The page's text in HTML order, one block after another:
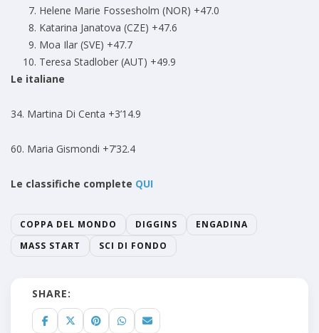
Helene Marie Fossesholm (NOR) +47.0
Katarina Janatova (CZE) +47.6
Moa Ilar (SVE) +47.7
Teresa Stadlober (AUT) +49.9
Le italiane
34. Martina Di Centa +3’14.9
60. Maria Gismondi +7’32.4
Le classifiche complete QUI
COPPA DEL MONDO DIGGINS
ENGADINA
MASS START
SCI DI FONDO
SHARE: